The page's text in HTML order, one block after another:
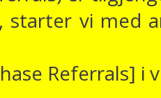
starter vi med
Referrals] i